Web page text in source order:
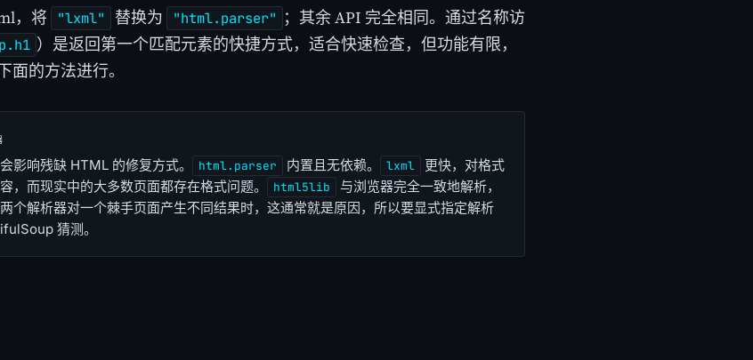
，将 "lxml" 替换为 "html.parser" ；其余 API 完全相同。通过名称访
）是返回第一个匹配元素的快捷方式，适合快速检查，但功能有限，
面的方法进行。
影响残缺 HTML 的修复方式。 html.parser 内置且无依赖。 lxml
更快，对格式
，而现实中的大多数页面都存在格式问题。
html5lib
与浏览器完全一致地解析，
个解析器对一个棘手页面产生不同结果时，这通常就是原因，所以要显式指定解析
猜测。